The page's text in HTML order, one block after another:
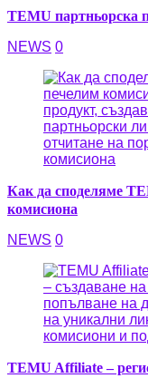
TEMU партньорска
NEWS 0
Как да споделяме
комисиона
NEWS 0
TEMU Affiliate –